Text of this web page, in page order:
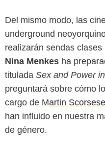
Del mismo modo, las
underground
realizarán sendas
Nina Menkes ha
titulada Sex and Power
preguntará sobre cómo
cargo de Martin Scorsese
han influido en nuestra
de género.